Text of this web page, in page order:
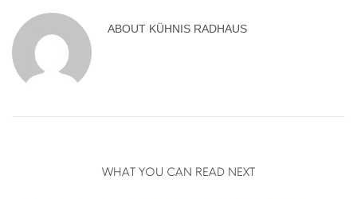
ABOUT KÜHNIS RADHAUS
WHAT YOU CAN READ NEXT